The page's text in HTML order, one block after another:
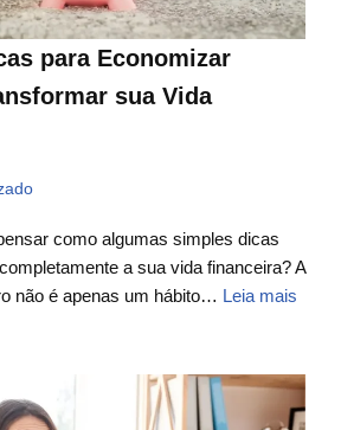
para Economizar
sua Vida
como algumas simples dicas
a sua vida financeira? A
não é apenas um hábito… Leia mais